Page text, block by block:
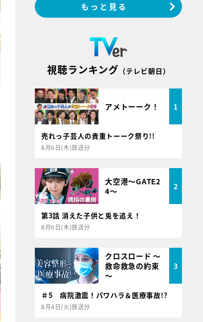
もっと見る
視聴ランキング （テレビ朝日）
アメトーーク！ 1
売れっ子芸人の貴重トーーク祭り!!
8月6日(木)放送分
大空港～GATE2
4～
2
第3話 消えた子供と兎を追え！
8月6日(木)放送分
クロスロード ～
救命救急の約束
～
3
＃5 病院激震！パワハラ＆医療事故!?
8月4日(火)放送分